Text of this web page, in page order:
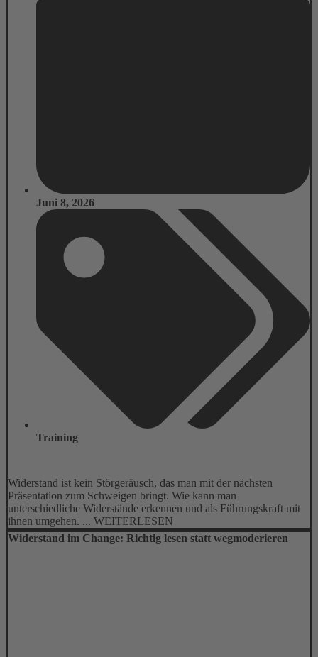
Juni 8, 2026
Training
Widerstand ist kein Störgeräusch, das man mit der nächsten
Präsentation zum Schweigen bringt. Wie kann man
unterschiedliche Widerstände erkennen und als Führungskraft mit
ihnen umgehen. ... WEITERLESEN
Widerstand im Change: Richtig lesen statt wegmoderieren